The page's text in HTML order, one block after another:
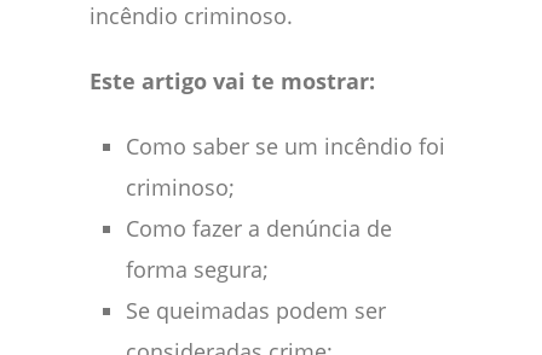
incêndio criminoso.
Este artigo vai te mostrar:
Como saber se um incêndio foi
criminoso;
Como fazer a denúncia de
forma segura;
Se queimadas podem ser